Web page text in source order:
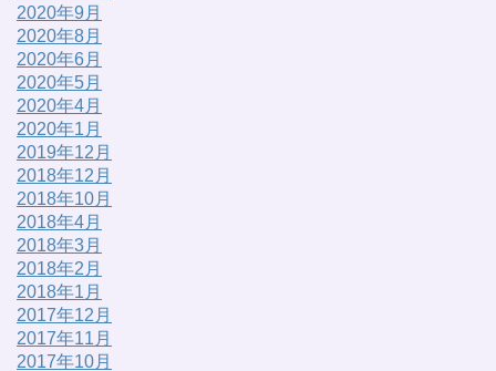
2020年9月
2020年8月
2020年6月
2020年5月
2020年4月
2020年1月
2019年12月
2018年12月
2018年10月
2018年4月
2018年3月
2018年2月
2018年1月
2017年12月
2017年11月
2017年10月